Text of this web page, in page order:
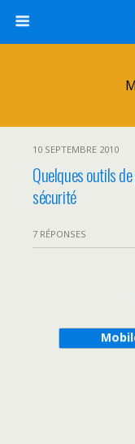
10 SEPTEMBRE 2010
Quelques outils
sécurité
7 RÉPONSES